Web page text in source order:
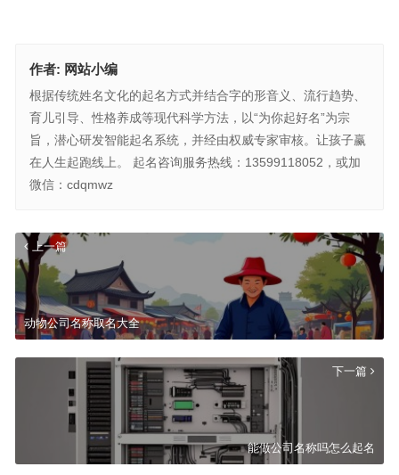
作者: 网站小编
根据传统姓名文化的起名方式并结合字的形音义、流行趋势、
育儿引导、性格养成等现代科学方法，以“为你起好名”为宗
旨，潜心研发智能起名系统，并经由权威专家审核。让孩子赢
在人生起跑线上。 起名咨询服务热线：13599118052，或加
微信：cdqmwz
上一篇
动物公司名称取名大全
下一篇
能做公司名称吗怎么起名